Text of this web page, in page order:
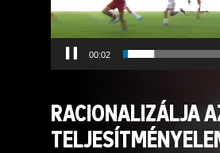
00:03
RACIONALIZÁLJA